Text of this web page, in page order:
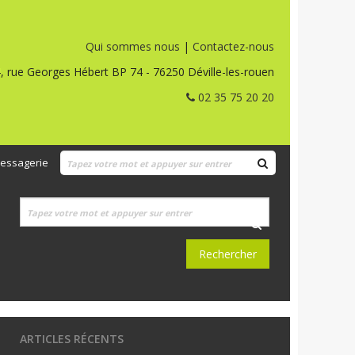
Qui sommes nous | Contactez-nous
rue Georges Hébert BP 74 - 76250 Déville-les-rouen
02 35 75 20 20
ARTICLES RÉCENTS